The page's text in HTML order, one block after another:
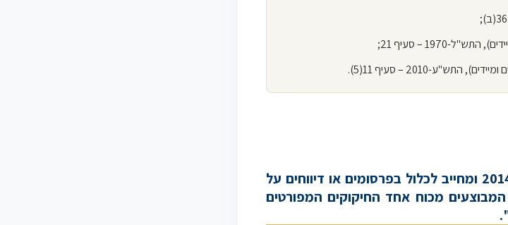
א. סעיף 6א לחוק חוקק בשנת 2014 ומחייב לכלול בפרסומים או דיווחים על
מכוח אחד החיקוקים המפורטים